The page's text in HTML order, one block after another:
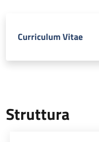
Curriculum Vitae
Struttura